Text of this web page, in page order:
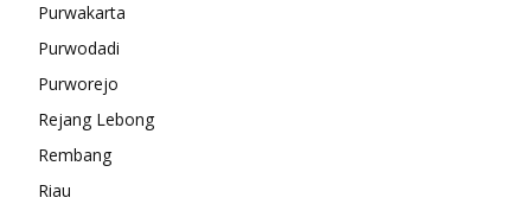
Purwakarta
Purwodadi
Purworejo
Rejang Lebong
Rembang
Riau